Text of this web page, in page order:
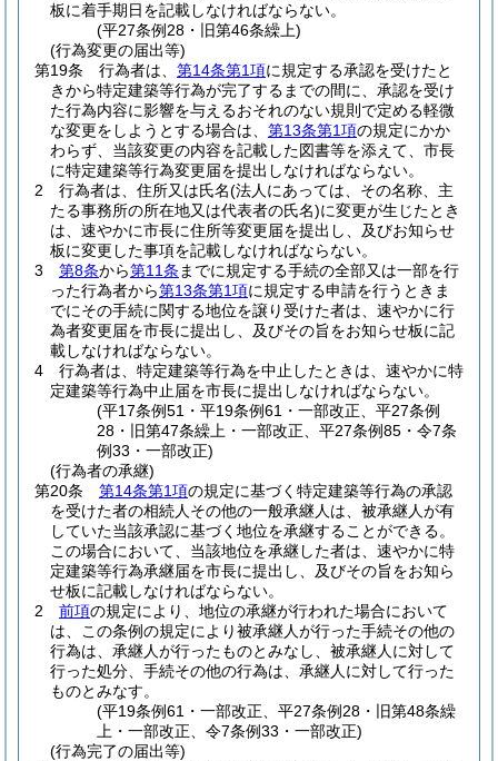
板に着手期日を記載しなければならない。
(平27条例28・旧第46条繰上)
(行為変更の届出等)
第19条
行為者は、 第14条第1項に規定する承認を受けたと
きから特定建築等行為が完了するまでの間に、承認を受け
た行為内容に影響を与えるおそれのない規則で定める軽微
な変更をしようとする場合は、 第13条第1項の規定にかか
わらず、当該変更の内容を記載した図書等を添えて、市長
に特定建築等行為変更届を提出しなければならない。
2
行為者は、住所又は氏名(法人にあっては、その名称、主
たる事務所の所在地又は代表者の氏名)に変更が生じたとき
は、速やかに市長に住所等変更届を提出し、及びお知らせ
板に変更した事項を記載しなければならない。
3
第8条から第11条 までに規定する手続の全部又は一部を行
った行為者から第13条第1項に規定する申請を行うときま
でにその手続に関する地位を譲り受けた者は、速やかに行
為者変更届を市長に提出し、及びその旨をお知らせ板に記
載しなければならない。
4
行為者は、特定建築等行為を中止したときは、速やかに特
定建築等行為中止届を市長に提出しなければならない。
(平17条例51・平19条例61・一部改正、平27条例
28・旧第47条繰上・一部改正、平27条例85・令7条
例33・一部改正)
(行為者の承継)
第20条
第14条第1項の規定に基づく特定建築等行為の承認
を受けた者の相続人その他の一般承継人は、被承継人が有
していた当該承認に基づく地位を承継することができる。
この場合において、当該地位を承継した者は、速やかに特
定建築等行為承継届を市長に提出し、及びその旨をお知ら
せ板に記載しなければならない。
2
前項の規定により、地位の承継が行われた場合において
は、この条例の規定により被承継人が行った手続その他の
行為は、承継人が行ったものとみなし、被承継人に対して
行った処分、手続その他の行為は、承継人に対して行った
ものとみなす。
(平19条例61・一部改正、平27条例28・旧第48条繰
上・一部改正、令7条例33・一部改正)
(行為完了の届出等)